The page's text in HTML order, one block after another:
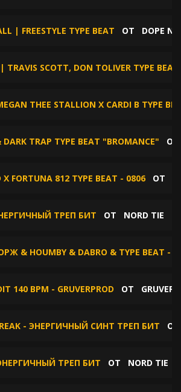
| FREESTYLE TYPE BEAT ОТ DOPE
TRAVIS SCOTT, DON TOLIVER TYPE BEAT
THEE STALLION X CARDI B TYPE
DARK TRAP TYPE BEAT "BROMANCE"
X FORTUNA 812 TYPE BEAT - 0806 ОТ
ТРЕП БИТ ОТ NORD TIE
& HOUMBY & DABRO & TYPE BEAT -
140 BPM - GRUVERPROD ОТ
- ЭНЕРГИЧНЫЙ СИНТ ТРЕП БИТ
ТРЕП БИТ ОТ NORD TIE